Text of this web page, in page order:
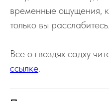
временные ощущения,
только вы расслабитесь.
Все о гвоздях садху
ссылке